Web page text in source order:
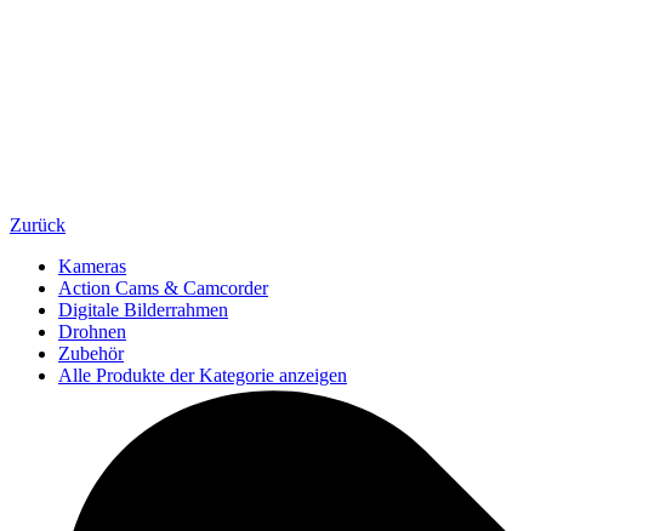
Zurück
Kameras
Action Cams & Camcorder
Digitale Bilderrahmen
Drohnen
Zubehör
Alle Produkte der Kategorie anzeigen